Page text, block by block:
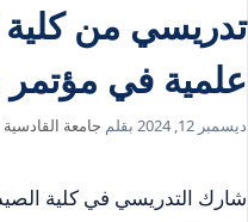
تدريسي من كلية
علمية في
ديسمبر 12, 2024 بقلم جامعة القادسية
شارك التدريسي في كلية